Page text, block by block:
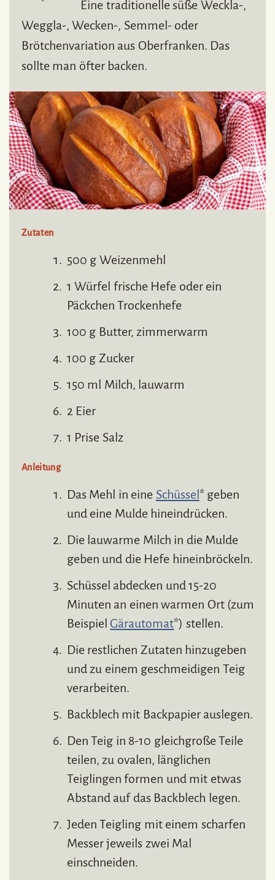
Eine traditionelle süße Weckla-,
Weggla-, Wecken-, Semmel- oder
Brötchenvariation aus Oberfranken. Das
sollte man öfter backen.
Zutaten
500 g Weizenmehl
1 Würfel frische Hefe oder ein
Päckchen Trockenhefe
100 g Butter, zimmerwarm
100 g Zucker
150 ml Milch, lauwarm
2 Eier
1 Prise Salz
Anleitung
Das Mehl in eine Schüssel * geben
und eine Mulde hineindrücken.
Die lauwarme Milch in die Mulde
geben und die Hefe hineinbröckeln.
Schüssel abdecken und 15-20
Minuten an einen warmen Ort (zum
Beispiel Gärautomat*) stellen.
Die restlichen Zutaten hinzugeben
und zu einem geschmeidigen Teig
verarbeiten.
Backblech mit Backpapier auslegen.
Den Teig in 8-10 gleichgroße Teile
teilen, zu ovalen, länglichen
Teiglingen formen und mit etwas
Abstand auf das Backblech legen.
Jeden Teigling mit einem scharfen
Messer jeweils zwei Mal
einschneiden.